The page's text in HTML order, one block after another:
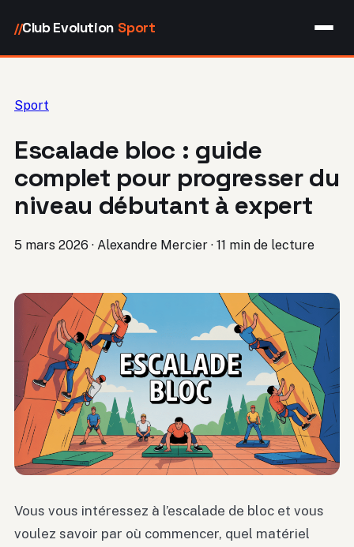
//Club Evolution Sport
Sport
Escalade bloc : guide
complet pour progresser du
niveau débutant à expert
5 mars 2026 · Alexandre Mercier · 11 min de lecture
Vous vous intéressez à l’escalade de bloc et vous
voulez savoir par où commencer, quel matériel